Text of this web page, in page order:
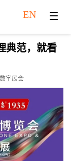
EN
典范，就看
字展会